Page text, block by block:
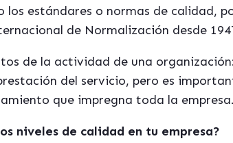
los estándares o normas de calidad,
de Normalización desde
de la actividad de una
del servicio, pero es
que impregna toda la empresa.
niveles de calidad en tu empresa?